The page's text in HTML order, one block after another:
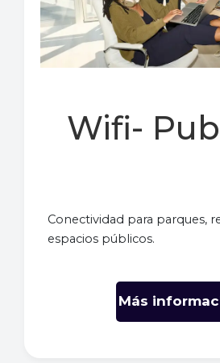
Wifi-
Conectividad para parques,
espacios públicos.
Más